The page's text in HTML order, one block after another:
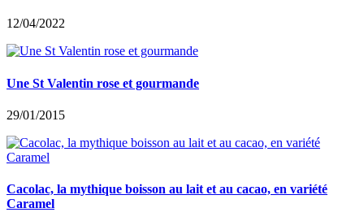
12/04/2022
Une St Valentin rose et gourmande
29/01/2015
Cacolac, la mythique boisson au lait et au cacao, en variété
Caramel